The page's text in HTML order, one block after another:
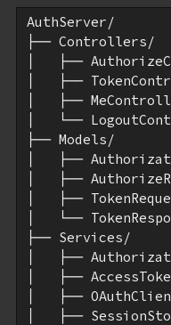
AuthServer/
├── Controllers/
│   ├──
│   ├──
│   ├──
│   └──
├── Models/
│   ├──
│   ├──
│   ├──
│   └──
├── Services/
│   ├──
│   ├──
│   ├──
│   ├──